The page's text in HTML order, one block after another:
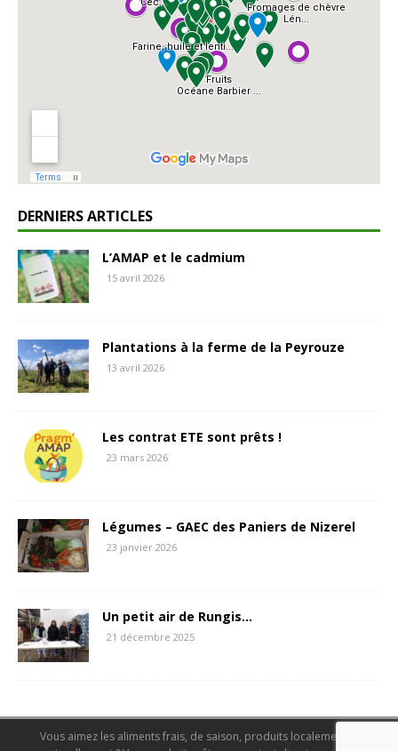
DERNIERS ARTICLES
L’AMAP et le cadmium
15 avril 2026
Plantations à la ferme de la Peyrouze
13 avril 2026
Les contrat ETE sont prêts !
23 mars 2026
Légumes – GAEC des Paniers de Nizerel
23 janvier 2026
Un petit air de Rungis…
21 décembre 2025
Vous aimez les aliments frais, de saison, produits localement et